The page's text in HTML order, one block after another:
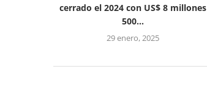
cerrado el 2024 con US$ 8 millones
500...
29 enero, 2025